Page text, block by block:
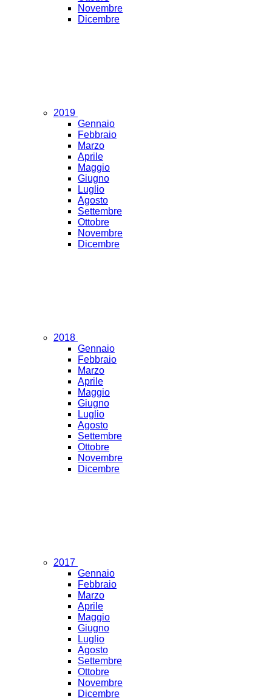
Novembre
Dicembre
2019
Gennaio
Febbraio
Marzo
Aprile
Maggio
Giugno
Luglio
Agosto
Settembre
Ottobre
Novembre
Dicembre
2018
Gennaio
Febbraio
Marzo
Aprile
Maggio
Giugno
Luglio
Agosto
Settembre
Ottobre
Novembre
Dicembre
2017
Gennaio
Febbraio
Marzo
Aprile
Maggio
Giugno
Luglio
Agosto
Settembre
Ottobre
Novembre
Dicembre